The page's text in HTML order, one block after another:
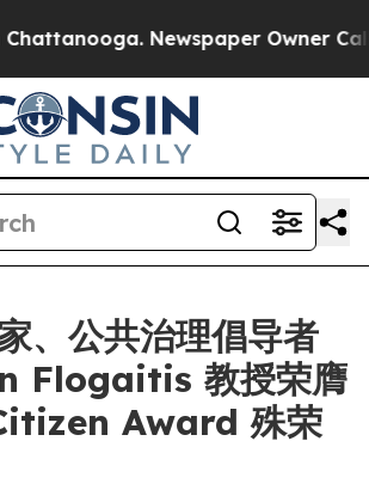
Newspaper Owner Calls
、公共治理倡导者
Flogaitis 教授荣膺
Award 殊荣